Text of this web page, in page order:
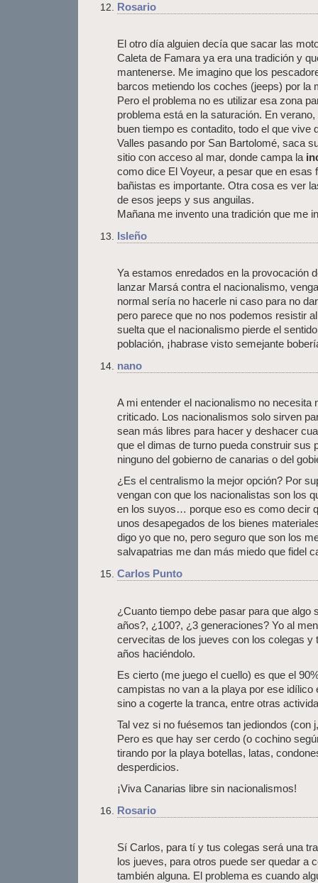
Rosario
El otro día alguien decía que sacar las
Caleta de Famara ya era una tradición y
mantenerse. Me imagino que los
barcos metiendo los coches (jeeps) por la
Pero el problema no es utilizar esa zona
problema está en la saturación. En
buen tiempo es contadito, todo el que vive
Valles pasando por San Bartolomé, saca
sitio con acceso al mar, donde campa la
como dice El Voyeur, a pesar que en esas
bañistas es importante. Otra cosa es ver
de esos jeeps y sus anguilas.
Mañana me invento una tradición que me
Isleño
Ya estamos enredados en la provocación
lanzar Marsá contra el nacionalismo,
normal sería no hacerle ni caso para no
pero parece que no nos podemos resistir
suelta que el nacionalismo pierde el
población, ¡habrase visto semejante
nano
A mi entender el nacionalismo no necesita
criticado. Los nacionalismos solo sirven
sean más libres para hacer y deshacer
que el dimas de turno pueda construir sus
ninguno del gobierno de canarias o del
¿Es el centralismo la mejor opción? Por
vengan con que los nacionalistas son los
en los suyos… porque eso es como decir
unos desapegados de los bienes
digo yo que no, pero seguro que son los
salvapatrias me dan más miedo que fidel
Carlos Punto
¿Cuanto tiempo debe pasar para que algo
años?, ¿100?, ¿3 generaciones? Yo al
cervecitas de los jueves con los colegas y
años haciéndolo.
Es cierto (me juego el cuello) es que el
campistas no van a la playa por ese idílico
sino a cogerte la tranca, entre otras
Tal vez si no fuésemos tan jediondos (con
Pero es que hay ser cerdo (o cochino
tirando por la playa botellas, latas,
desperdicios.
¡Viva Canarias libre sin nacionalismos!
Rosario
Sí Carlos, para tí y tus colegas será una
los jueves, para otros puede ser quedar a
también alguna. El problema es cuando